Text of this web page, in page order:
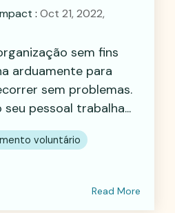
: Oct 21, 2022,
sem fins
arduamente para
sem problemas.
pessoal trabalha...
voluntário
Read More